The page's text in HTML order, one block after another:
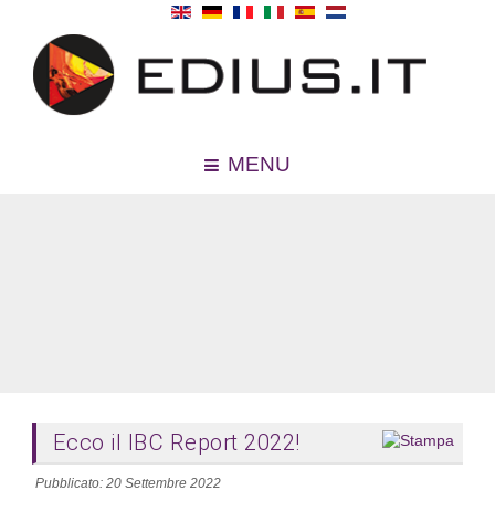
MENU
Ecco il IBC Report 2022!
Pubblicato: 20 Settembre 2022